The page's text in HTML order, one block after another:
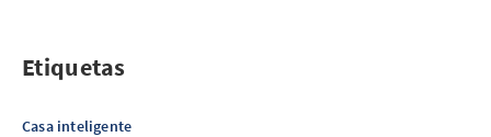
Etiquetas
Casa inteligente